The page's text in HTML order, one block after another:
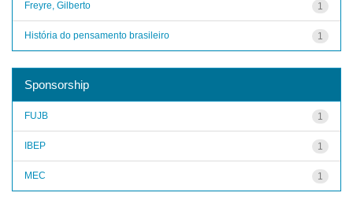
1
Freyre, Gilberto
1
História do pensamento brasileiro
Sponsorship
1
FUJB
1
IBEP
1
MEC